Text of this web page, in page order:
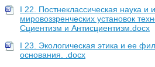
I 22. Постнеклассическая наука и
мировоззренческих установок
Сциентизм и Антисциентизм.docx
I 23. Экологическая этика и ее
основания. .docx